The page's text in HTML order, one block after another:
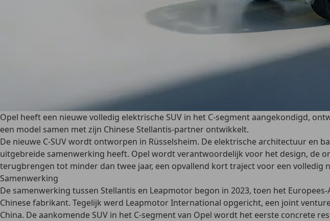
Opel heeft een nieuwe volledig elektrische SUV in het C-segment aangekondigd,
een model samen met zijn Chinese Stellantis-partner ontwikkelt.
De nieuwe C-SUV wordt ontworpen in Rüsselsheim. De elektrische architectuur en
uitgebreide samenwerking heeft. Opel wordt verantwoordelijk voor het design, de
terugbrengen tot minder dan twee jaar, een opvallend kort traject voor een volledig
Samenwerking
De samenwerking tussen Stellantis en Leapmotor begon in 2023, toen het
Chinese fabrikant. Tegelijk werd Leapmotor International opgericht, een joint
China. De aankomende SUV in het C-segment van Opel wordt het eerste concrete